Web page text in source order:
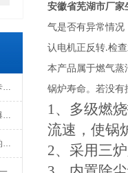
生物质熔铝炉常见故障排查：阻料卡料、火嘴结焦与烟气排放异常的处理
生物质熔铝炉的安全运行规范：防爆、防泄漏与应急处理机制
解决生物质热风炉结焦与积灰问题的关键技术路径探讨
安徽省芜湖市厂
气是否有异常情
认电机正反转.检
本产品属于燃气
锅炉寿命。若没有
1、多级燃
流速，使锅
2、采用三